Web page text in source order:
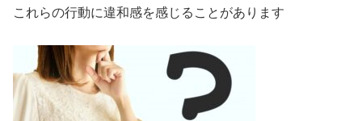
これらの行動に違和感を感じることがあります